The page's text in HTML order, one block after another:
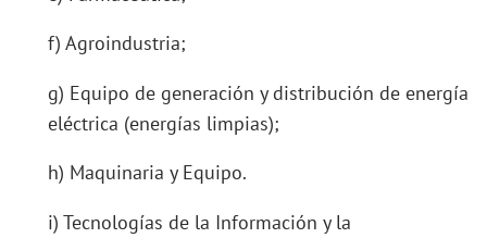
f) Agroindustria;
g) Equipo de generación y distribución de energía
eléctrica (energías limpias);
h) Maquinaria y Equipo.
i) Tecnologías de la Información y la